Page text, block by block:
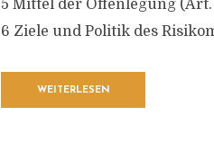
5 Mittel der Offenlegung (Art.
6 Ziele und Politik des
WEITERLESEN